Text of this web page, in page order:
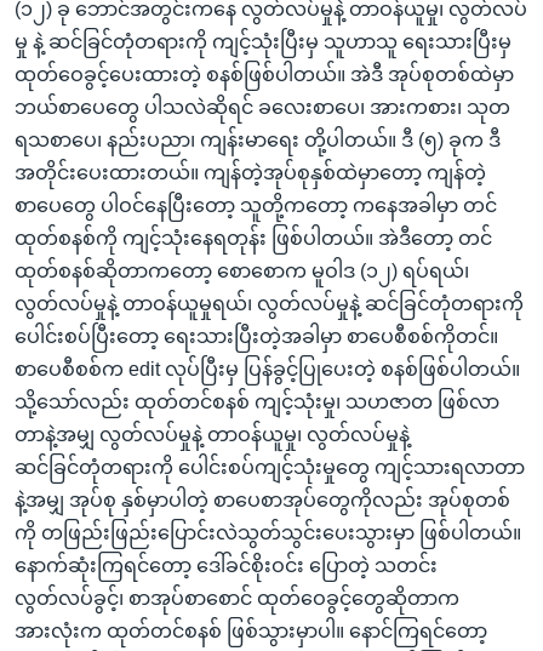
(၁၂) ခု ဘောင်အတွင်းကနေ လွတ်လပ်မှုနဲ့ တာဝန်ယူမှု၊ လွတ်လပ်
မှု နဲ့ ဆင်ခြင်တုံတရားကို ကျင့်သုံးပြီးမှ သူဟာသူ ရေးသားပြီးမှ
ထုတ်ဝေခွင့်ပေးထားတဲ့ စနစ်ဖြစ်ပါတယ်။ အဲဒီ အုပ်စုတစ်ထဲမှာ
ဘယ်စာပေတွေ ပါသလဲဆိုရင် ခလေးစာပေ၊ အားကစား၊ သုတ
ရသစာပေ၊ နည်းပညာ၊ ကျန်းမာရေး တို့ပါတယ်။ ဒီ (၅) ခုက ဒီ
အတိုင်းပေးထားတယ်။ ကျန်တဲ့အုပ်စုနှစ်ထဲမှာတော့ ကျန်တဲ့
စာပေတွေ ပါဝင်နေပြီးတော့ သူတို့ကတော့ ကနေအခါမှာ တင်
ထုတ်စနစ်ကို ကျင့်သုံးနေရတုန်း ဖြစ်ပါတယ်။ အဲဒီတော့ တင်
ထုတ်စနစ်ဆိုတာကတော့ စောစောက မူဝါဒ (၁၂) ရပ်ရယ်၊
လွတ်လပ်မှုနဲ့ တာဝန်ယူမှုရယ်၊ လွတ်လပ်မှုနဲ့ ဆင်ခြင်တုံတရားကို
ပေါင်းစပ်ပြီးတော့ ရေးသားပြီးတဲ့အခါမှာ စာပေစီစစ်ကိုတင်။
စာပေစီစစ်က edit လုပ်ပြီးမှ ပြန်ခွင့်ပြုပေးတဲ့ စနစ်ဖြစ်ပါတယ်။
သို့သော်လည်း ထုတ်တင်စနစ် ကျင့်သုံးမှု၊ သဟဇာတ ဖြစ်လာ
တာနဲ့အမျှ လွတ်လပ်မှုနဲ့ တာဝန်ယူမှု၊ လွတ်လပ်မှုနဲ့
ဆင်ခြင်တုံတရားကို ပေါင်းစပ်ကျင့်သုံးမှုတွေ ကျင့်သားရလာတာ
နဲ့အမျှ အုပ်စု နှစ်မှာပါတဲ့ စာပေစာအုပ်တွေကိုလည်း အုပ်စုတစ်
ကို တဖြည်းဖြည်းပြောင်းလဲသွတ်သွင်းပေးသွားမှာ ဖြစ်ပါတယ်။
နောက်ဆုံးကြရင်တော့ ဒေါ်ခင်စိုးဝင်း ပြောတဲ့ သတင်း
လွတ်လပ်ခွင့်၊ စာအုပ်စာစောင် ထုတ်ဝေခွင့်တွေဆိုတာက
အားလုံးက ထုတ်တင်စနစ် ဖြစ်သွားမှာပါ။ နောင်ကြရင်တော့